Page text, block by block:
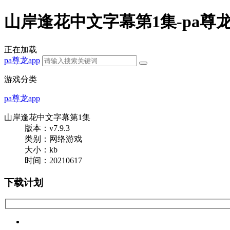
山岸逢花中文字幕第1集-pa尊
正在加载
pa尊龙app
游戏分类
pa尊龙app
山岸逢花中文字幕第1集
版本：v7.9.3
类别：网络游戏
大小： kb
时间：20210617
下载计划